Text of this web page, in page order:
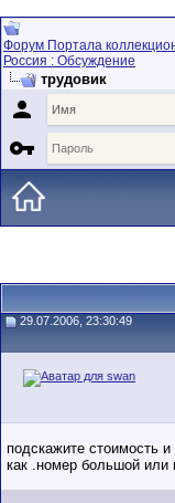
Форум Портала
Россия : Обсуждение
трудовик


29.07.2006, 23:30:49
подскажите стоимость
как .номер большой или